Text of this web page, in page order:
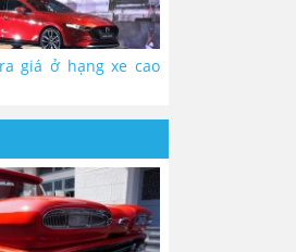
giá ở hạng xe cao